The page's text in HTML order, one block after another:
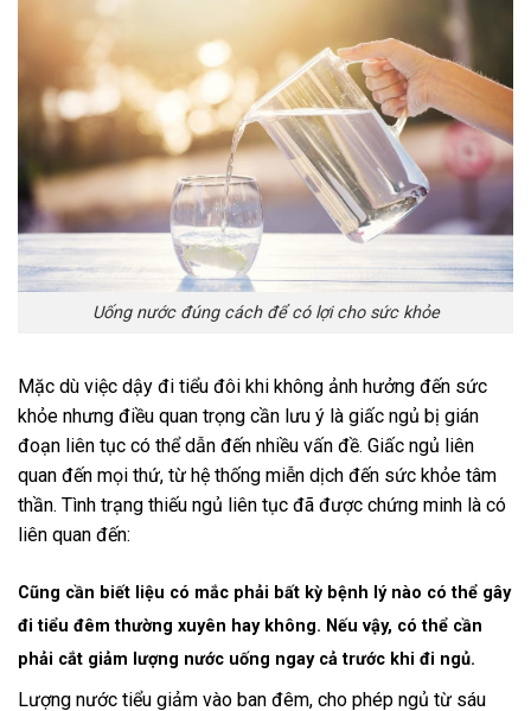
Uống nước đúng cách để có lợi cho sức khỏe
Mặc dù việc dậy đi tiểu đôi khi không ảnh hưởng đến sức
khỏe nhưng điều quan trọng cần lưu ý là giấc ngủ bị gián
đoạn liên tục có thể dẫn đến nhiều vấn đề. Giấc ngủ liên
quan đến mọi thứ, từ hệ thống miễn dịch đến sức khỏe tâm
thần. Tình trạng thiếu ngủ liên tục đã được chứng minh là có
liên quan đến:
Cũng cần biết liệu có mắc phải bất kỳ bệnh lý nào có thể gây
đi tiểu đêm thường xuyên hay không. Nếu vậy, có thể cần
phải cắt giảm lượng nước uống ngay cả trước khi đi ngủ.
Lượng nước tiểu giảm vào ban đêm, cho phép ngủ từ sáu